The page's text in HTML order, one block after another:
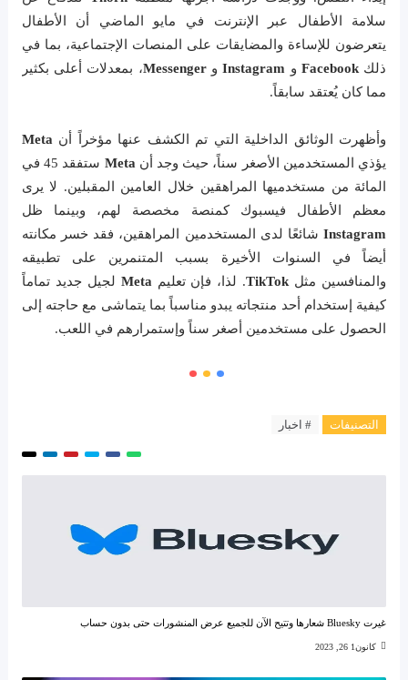
سلامة الأطفال عبر الإنترنت في مايو الماضي أن الأطفال
يتعرضون للإساءة والمضايقات على المنصات الإجتماعية، بما في
ذلكFacebook و Instagram وMessenger، بمعدلات أعلى بكثير
مما كان يُعتقد سابقاً.
وأظهرت الوثائق الداخلية التي تم الكشف عنها مؤخراً أن Meta
يؤذي المستخدمين الأصغر سناً، حيث وجد أن Meta
ستفقد 45 في
المائة من مستخدميها المراهقين خلال العامين المقبلين. لا يرى
معظم الأطفال فيسبوك كمنصة مخصصة لهم، وبينما ظل
Instagram شائعًا لدى المستخدمين المراهقين، فقد خسر مكانته
أيضاً في السنوات الأخيرة بسبب المتنمرين على تطبيقه
والمنافسين مثل TikTok. لذا، فإن تعليم Meta لجيل جديد تماماً
كيفية إستخدام أحد منتجاته يبدو مناسباً بما يتماشى مع حاجته إلى
الحصول على مستخدمين أصغر سناً وإستمرارهم في اللعب.
التصنيفات # اخبار
غيرت Bluesky شعارها وتتيح الآن للجميع عرض المنشورات حتى بدون حساب
كانون1 26, 2023